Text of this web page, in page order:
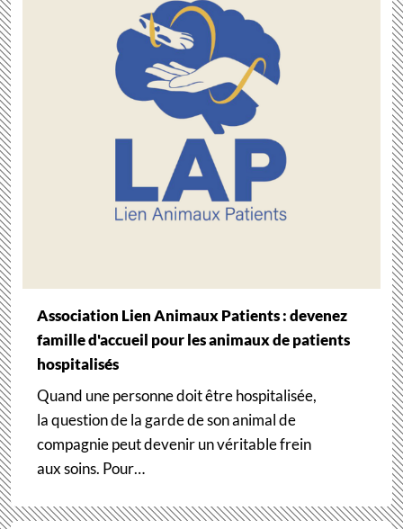
Association Lien Animaux Patients : devenez
famille d'accueil pour les animaux de patients
hospitalisés
Quand une personne doit être hospitalisée,
la question de la garde de son animal de
compagnie peut devenir un véritable frein
aux soins. Pour…